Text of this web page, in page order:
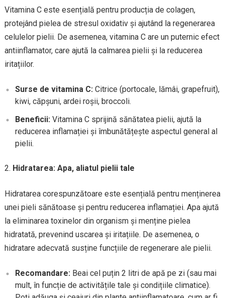
Vitamina C este esențială pentru producția de colagen,
protejând pielea de stresul oxidativ și ajutând la regenerarea
celulelor pielii. De asemenea, vitamina C are un puternic efect
antiinflamator, care ajută la calmarea pielii și la reducerea
iritațiilor.
Surse de vitamina C: Citrice (portocale, lămâi, grapefruit),
kiwi, căpșuni, ardei roșii, broccoli.
Beneficii: Vitamina C sprijină sănătatea pielii, ajută la
reducerea inflamației și îmbunătățește aspectul general al
pielii.
Hidratarea: Apa, aliatul pielii tale
Hidratarea corespunzătoare este esențială pentru menținerea
unei pieli sănătoase și pentru reducerea inflamației. Apa ajută
la eliminarea toxinelor din organism și menține pielea
hidratată, prevenind uscarea și iritațiile. De asemenea, o
hidratare adecvată susține funcțiile de regenerare ale pielii.
Recomandare: Beai cel puțin 2 litri de apă pe zi (sau mai
mult, în funcție de activitățile tale și condițiile climatice).